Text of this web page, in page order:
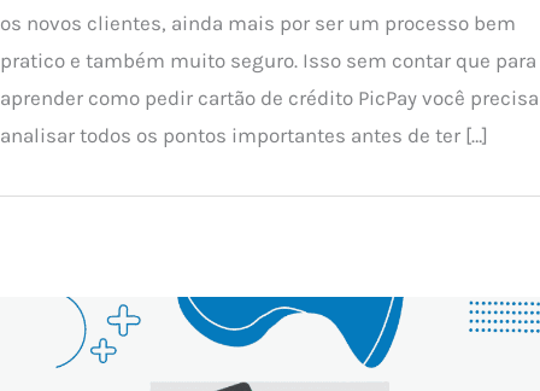
os novos clientes, ainda mais por ser um processo bem
pratico e também muito seguro. Isso sem contar que para
aprender como pedir cartão de crédito PicPay você precisa
analisar todos os pontos importantes antes de ter […]